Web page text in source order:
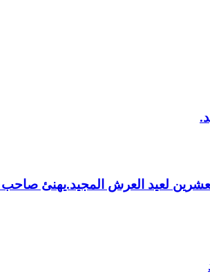
لعيد العرش المجيد.يهنئ صاحب